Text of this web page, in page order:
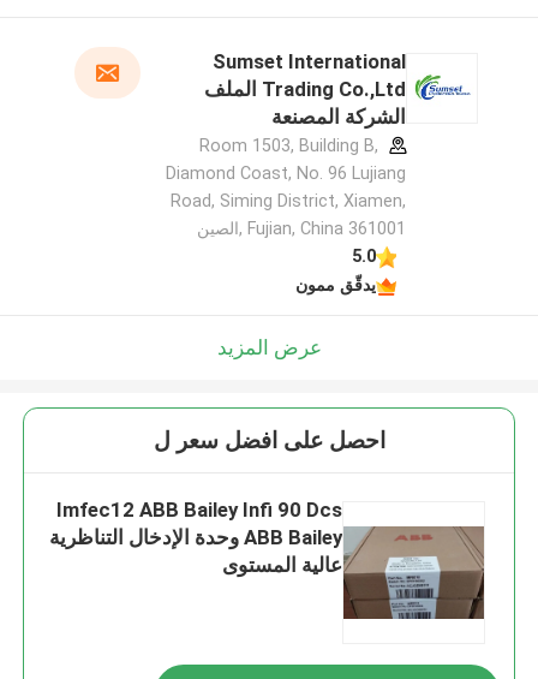
Sumset International
Trading Co.,Ltd الملف
الشركة المصنعة
Room 1503, Building B,
Diamond Coast, No. 96 Lujiang
Road, Siming District, Xiamen,
Fujian, China 361001 ,الصين
5.0
يدقّق ممون
عرض المزيد
احصل على افضل سعر ل
Imfec12 ABB Bailey Infi 90 Dcs
ABB Bailey وحدة الإدخال التناظرية
عالية المستوى